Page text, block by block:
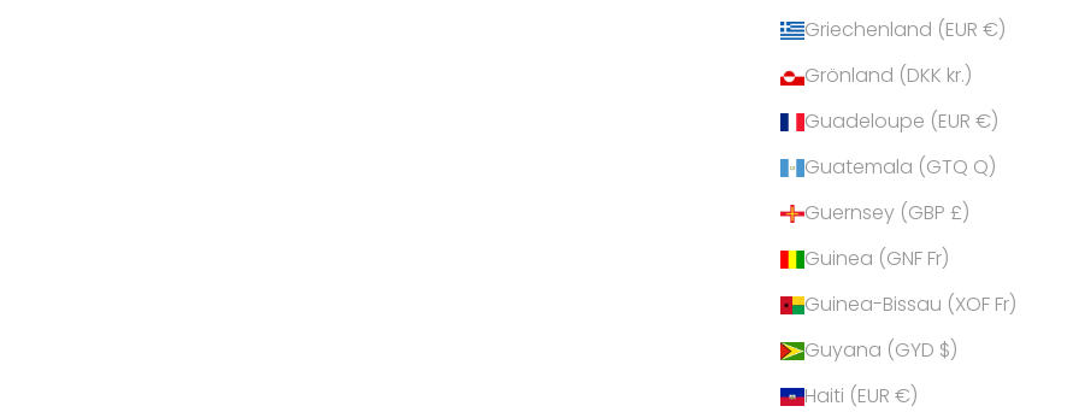
Griechenland (EUR €)
Grönland (DKK kr.)
Guadeloupe (EUR €)
Guatemala (GTQ Q)
Guernsey (GBP £)
Guinea (GNF Fr)
Guinea-Bissau (XOF Fr)
Guyana (GYD $)
Haiti (EUR €)